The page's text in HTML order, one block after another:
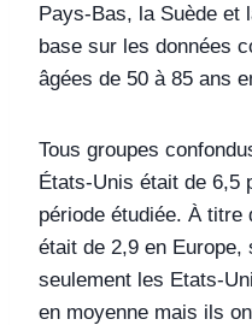
Pays-Bas, la Suède et
base sur les données
âgées de 50 à 85 ans
Tous groupes
États-Unis était de 6,5
période étudiée. À titre
était de 2,9 en Europe,
seulement les Etats-
en moyenne mais ils